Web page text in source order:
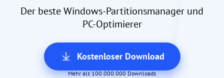
Der beste Windows-Partitionsmanager und
PC-Optimierer
Kostenloser Download
Mehr als 100.000.000 Downloads